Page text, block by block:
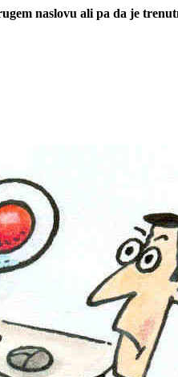
naslovu ali pa da je